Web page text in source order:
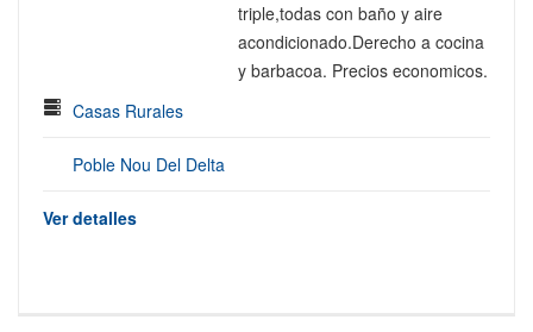
triple,todas con baño y aire
acondicionado.Derecho a cocina
y barbacoa. Precios economicos.
Casas Rurales
Poble Nou Del Delta
Ver detalles